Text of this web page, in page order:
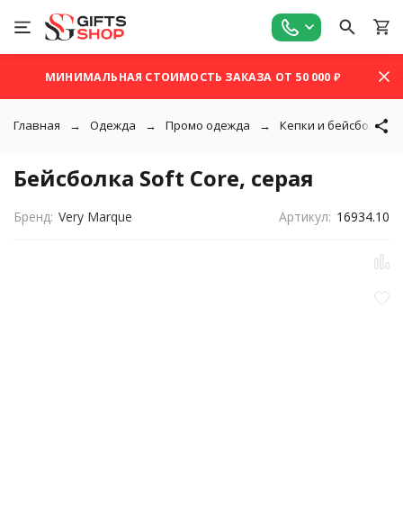
МИНИМАЛЬНАЯ СТОИМОСТЬ ЗАКАЗА ОТ 50 000 ₽
Главная Одежда Промо одежда Кепки и бейсболки
Бейсболка Soft Core, серая
Бренд: Very Marque Артикул: 16934.10